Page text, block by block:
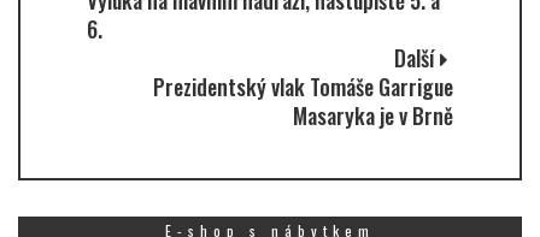
6.
Další
Prezidentský vlak Tomáše Garrigue
Masaryka je v Brně
E-shop s nábytkem